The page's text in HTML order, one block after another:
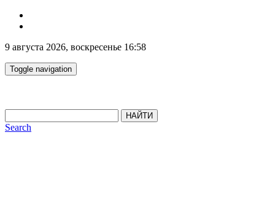
9 августа 2026, воскресенье 16:58
Toggle navigation
НАЙТИ
Search